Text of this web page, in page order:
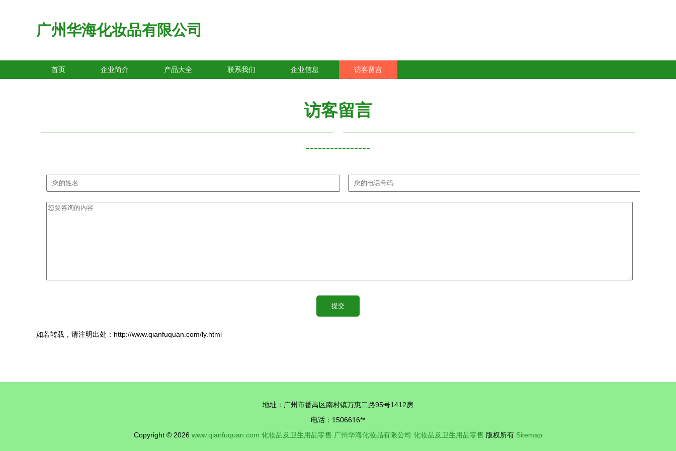
广州华海化妆品有限公司
首页 企业简介 产品大全 联系我们 企业信息 访客留言
访客留言
----------------
如若转载，请注明出处：http://www.qianfuquan.com/ly.html
地址：广州市番禺区南村镇万惠二路95号1412房
电话：1506616**
Copyright © 2026 www.qianfuquan.com 化妆品及卫生用品零售 广州华海化妆品有限公司 化妆品及卫生用品零售 版权所有 Sitemap